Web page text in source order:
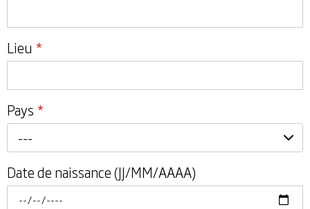
Lieu *
Pays *
---
Date de naissance (JJ/MM/AAAA)